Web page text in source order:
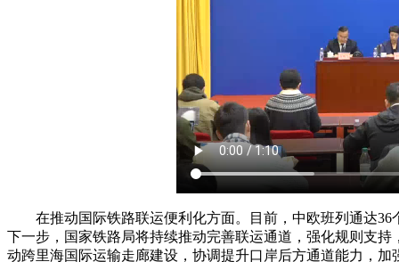
在推动国际铁路联运便利化方面。目前，中欧班列通达36
下一步，国家铁路局将持续推动完善联运通道，强化规则支
动跨里海国际运输走廊建设，协调提升口岸后方通道能力，